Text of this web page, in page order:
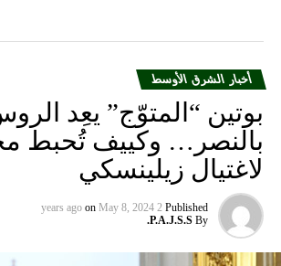
سوريا بـ”إس – 300″
أخبار الشرق الأوسط
بوتين “المتوّج” يعِد
بالنصر… وكييف تُحبط
لاغتيال زيلينسكي
Published
2 years ago
on May 8, 2024
By
P.A.J.S.S.